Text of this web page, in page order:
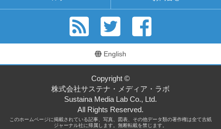
English
Copyright ©
株式会社サステナ・メディア・ラボ
Sustaina Media Lab Co., Ltd.
All Rights Reserved.
このホームページに掲載されている記事、写真、図表、その他データ類の著作権は全て古紙
ジャーナル社に帰属します。無断転載を禁じます。